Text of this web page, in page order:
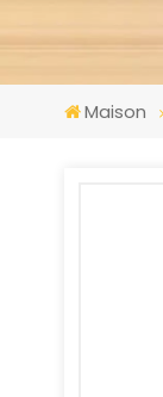
Maison